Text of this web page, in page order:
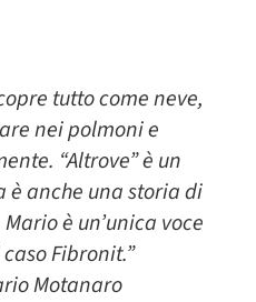
tutto come neve,
nei polmoni e
“Altrove” è un
è anche una storia di
è un’unica voce
Fibronit.”
Motanaro